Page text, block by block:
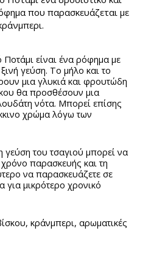
που παρασκευάζεται με
είναι ένα ρόφημα με
γεύση. Το μήλο και το
μια γλυκιά και φρουτώδη
θα προσθέσουν μια
νότα. Μπορεί επίσης
χρώμα λόγω των
γεύση του τσαγιού μπορεί να
παρασκευής και τη
να παρασκευάζετε σε
για μικρότερο χρονικό
κράνμπερι, αρωματικές